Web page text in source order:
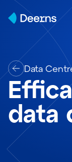
Skip to content
Data
data